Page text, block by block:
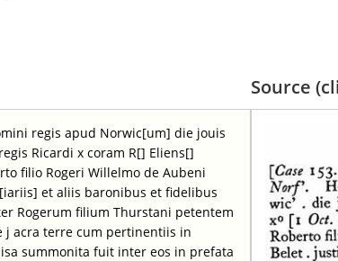
regis apud Norwic[um] die jouis
Ricardi x coram R[] Eliens[]
filio Rogeri Willelmo de Aubeni
et aliis baronibus et fidelibus
Rogerum filium Thurstani petentem
acra terre cum pertinentiis in
summonita fuit inter eos in prefata
Source